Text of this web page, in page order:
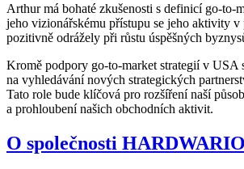
Arthur má bohaté zkušenosti s definicí go-to-
jeho vizionářskému přístupu se jeho aktivity
pozitivně odrážely při růstu úspěšných
Kromě podpory go-to-market strategií v USA
na vyhledávání nových strategických
Tato role bude klíčová pro rozšíření naší
a prohloubení našich obchodních aktivit.
O společnosti HARDWARIO